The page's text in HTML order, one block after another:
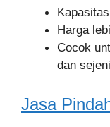
Harga
Cocok
dan
Jasa